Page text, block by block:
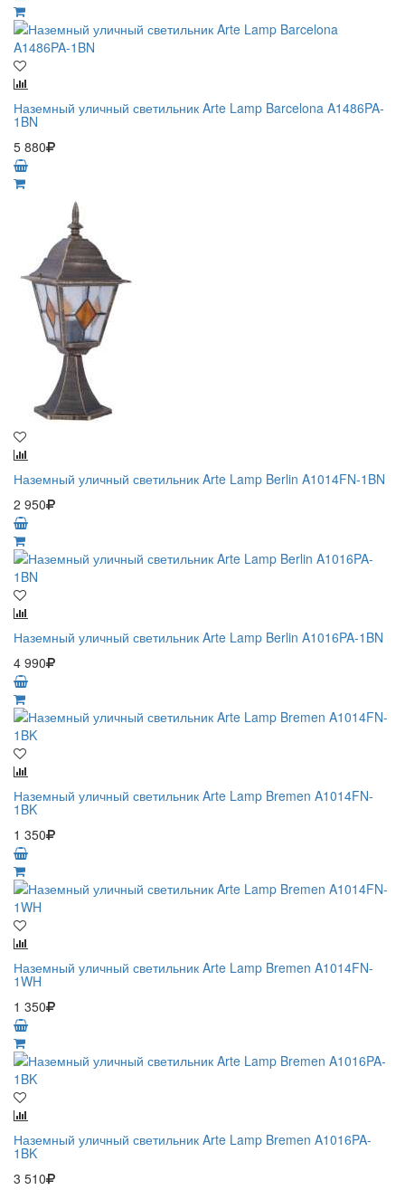
Наземный уличный светильник Arte Lamp Barcelona A1486PA-
1BN
5 880
Наземный уличный светильник Arte Lamp Berlin A1014FN-1BN
2 950
Наземный уличный светильник Arte Lamp Berlin A1016PA-1BN
4 990
Наземный уличный светильник Arte Lamp Bremen A1014FN-
1BK
1 350
Наземный уличный светильник Arte Lamp Bremen A1014FN-
1WH
1 350
Наземный уличный светильник Arte Lamp Bremen A1016PA-
1BK
3 510